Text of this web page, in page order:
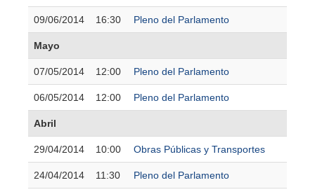
09/06/2014 16:30 Pleno del Parlamento
Mayo
07/05/2014 12:00 Pleno del Parlamento
06/05/2014 12:00 Pleno del Parlamento
Abril
29/04/2014 10:00 Obras Públicas y Transportes
24/04/2014 11:30 Pleno del Parlamento